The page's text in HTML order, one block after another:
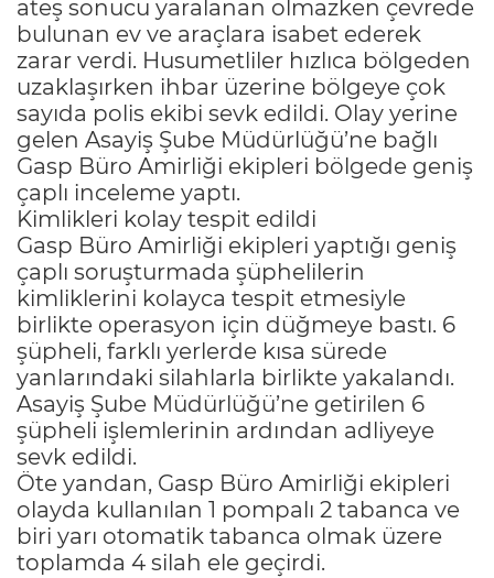
ateş sonucu yaralanan olmazken çevrede
bulunan ev ve araçlara isabet ederek
zarar verdi. Husumetliler hızlıca bölgeden
uzaklaşırken ihbar üzerine bölgeye çok
sayıda polis ekibi sevk edildi. Olay yerine
gelen Asayiş Şube Müdürlüğü’ne bağlı
Gasp Büro Amirliği ekipleri bölgede geniş
çaplı inceleme yaptı.
Kimlikleri kolay tespit edildi
Gasp Büro Amirliği ekipleri yaptığı geniş
çaplı soruşturmada şüphelilerin
kimliklerini kolayca tespit etmesiyle
birlikte operasyon için düğmeye bastı. 6
şüpheli, farklı yerlerde kısa sürede
yanlarındaki silahlarla birlikte yakalandı.
Asayiş Şube Müdürlüğü’ne getirilen 6
şüpheli işlemlerinin ardından adliyeye
sevk edildi.
Öte yandan, Gasp Büro Amirliği ekipleri
olayda kullanılan 1 pompalı 2 tabanca ve
biri yarı otomatik tabanca olmak üzere
toplamda 4 silah ele geçirdi.